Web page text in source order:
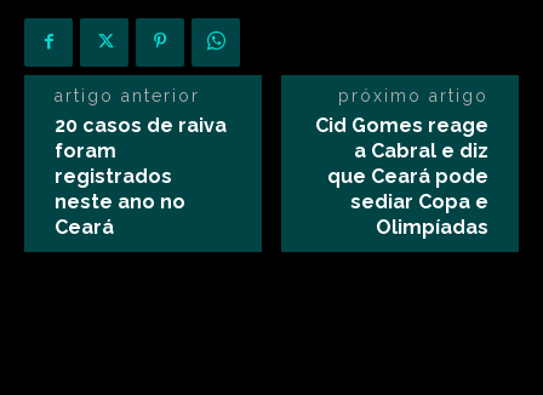
artigo anterior
20 casos de raiva
foram
registrados
neste ano no
Ceará
próximo artigo
Cid Gomes reage
a Cabral e diz
que Ceará pode
sediar Copa e
Olimpíadas